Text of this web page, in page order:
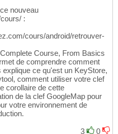
nouveau
:
cours/android/retrouver-
Course, From Basics
de comprendre comment
ce qu'est un KeyStore,
comment utiliser votre clef
corollaire de cette
de la clef GoogleMap pour
votre environnement de
3
0